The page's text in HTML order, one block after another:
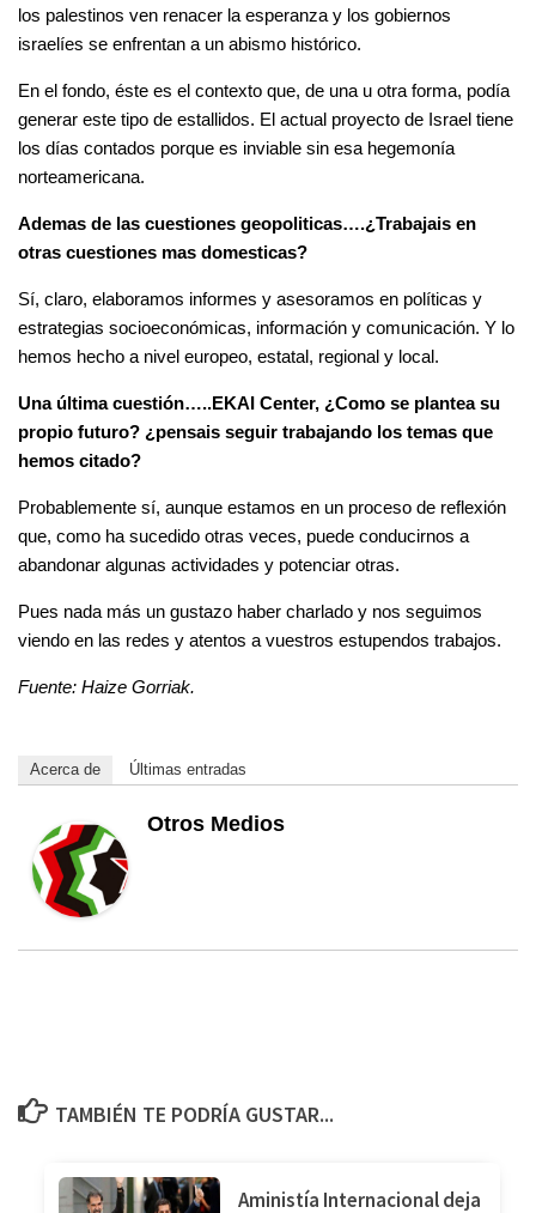
los palestinos ven renacer la esperanza y los gobiernos
israelíes se enfrentan a un abismo histórico.
En el fondo, éste es el contexto que, de una u otra forma, podía
generar este tipo de estallidos. El actual proyecto de Israel tiene
los días contados porque es inviable sin esa hegemonía
norteamericana.
Ademas de las cuestiones geopoliticas….¿Trabajais en
otras cuestiones mas domesticas?
Sí, claro, elaboramos informes y asesoramos en políticas y
estrategias socioeconómicas, información y comunicación. Y lo
hemos hecho a nivel europeo, estatal, regional y local.
Una última cuestión…..EKAI Center, ¿Como se plantea su
propio futuro? ¿pensais seguir trabajando los temas que
hemos citado?
Probablemente sí, aunque estamos en un proceso de reflexión
que, como ha sucedido otras veces, puede conducirnos a
abandonar algunas actividades y potenciar otras.
Pues nada más un gustazo haber charlado y nos seguimos
viendo en las redes y atentos a vuestros estupendos trabajos.
Fuente: Haize Gorriak.
Acerca de Últimas entradas
Otros Medios
TAMBIÉN TE PODRÍA GUSTAR...
Aministía Internacional deja